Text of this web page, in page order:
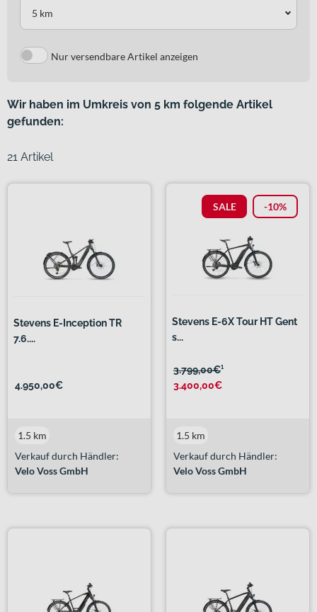
5 km
Nur versendbare Artikel anzeigen
Wir haben im Umkreis von 5 km folgende Artikel
gefunden:
21 Artikel
Stevens E-Inception TR
7.6....
4.950,00€
Verkauf durch Händler:
Velo Voss GmbH
1.5 km
SALE -10%
Stevens E-6X Tour HT Gent
s...
3.799,00€¹
3.400,00€
Verkauf durch Händler:
Velo Voss GmbH
1.5 km